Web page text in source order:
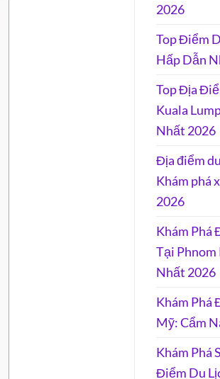
2026
Top Điểm
Hấp Dẫn
Top Địa
Kuala
Nhất 2026
Địa điểm
Khám phá
2026
Khám Phá
Tại Phnom
Nhất 2026
Khám Phá
Mỹ: Cẩm
Khám Phá
Điểm Du